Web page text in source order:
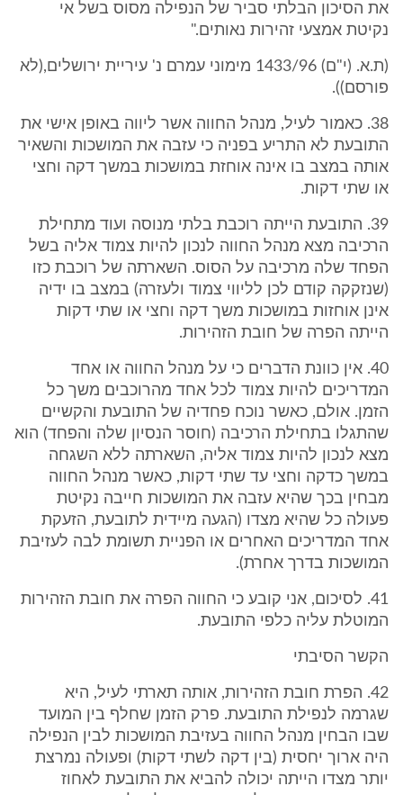
את הסיכון הבלתי סביר של הנפילה מסוס בשל אי
נקיטת אמצעי זהירות נאותים."
(ת.א. (י"ם) 1433/96 מימוני עמרם נ' עיריית ירושלים,(לא
פורסם)).
38. כאמור לעיל, מנהל החווה אשר ליווה באופן אישי את
התובעת לא התריע בפניה כי עזבה את המושכות והשאיר
אותה במצב בו אינה אוחזת במושכות במשך דקה וחצי
או שתי דקות.
39. התובעת הייתה רוכבת בלתי מנוסה ועוד מתחילת
הרכיבה מצא מנהל החווה לנכון להיות צמוד אליה בשל
הפחד שלה מרכיבה על הסוס. השארתה של רוכבת כזו
(שנזקקה קודם לכן לליווי צמוד ולעזרה) במצב בו ידיה
אינן אוחזות במושכות משך דקה וחצי או שתי דקות
הייתה הפרה של חובת הזהירות.
40. אין כוונת הדברים כי על מנהל החווה או אחד
המדריכים להיות צמוד לכל אחד מהרוכבים משך כל
הזמן. אולם, כאשר נוכח פחדיה של התובעת והקשיים
שהתגלו בתחילת הרכיבה (חוסר הנסיון שלה והפחד) הוא
מצא לנכון להיות צמוד אליה, השארתה ללא השגחה
במשך כדקה וחצי עד שתי דקות, כאשר מנהל החווה
מבחין בכך שהיא עזבה את המושכות חייבה נקיטת
פעולה כל שהיא מצדו (הגעה מיידית לתובעת, הזעקת
אחד המדריכים האחרים או הפניית תשומת לבה לעזיבת
המושכות בדרך אחרת).
41. לסיכום, אני קובע כי החווה הפרה את חובת הזהירות
המוטלת עליה כלפי התובעת.
הקשר הסיבתי
42. הפרת חובת הזהירות, אותה תארתי לעיל, היא
שגרמה לנפילת התובעת. פרק הזמן שחלף בין המועד
שבו הבחין מנהל החווה בעזיבת המושכות לבין הנפילה
היה ארוך יחסית (בין דקה לשתי דקות) ופעולה נמרצת
יותר מצדו הייתה יכולה להביא את התובעת לאחוז